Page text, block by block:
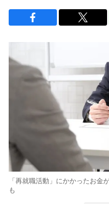
「再就職活動」にかかったお金
も